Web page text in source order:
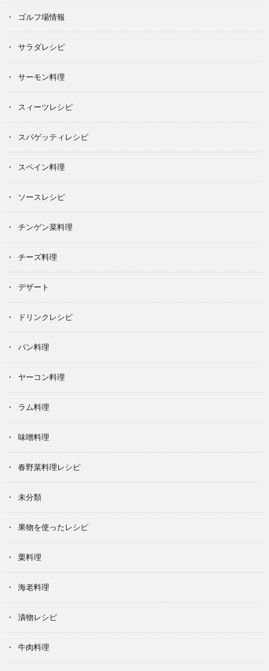
ゴルフ場情報
サラダレシピ
サーモン料理
スィーツレシピ
スパゲッティレシピ
スペイン料理
ソースレシピ
チンゲン菜料理
チーズ料理
デザート
ドリンクレシピ
パン料理
ヤーコン料理
ラム料理
味噌料理
春野菜料理レシピ
未分類
果物を使ったレシピ
栗料理
海老料理
漬物レシピ
牛肉料理